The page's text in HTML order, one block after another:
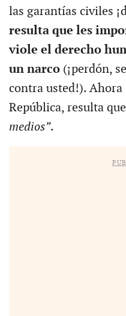
las garantías civiles
resulta que les
viole el derecho
un narco(¡perdón,
contra usted!). Ahora
República, resulta que
medios”.